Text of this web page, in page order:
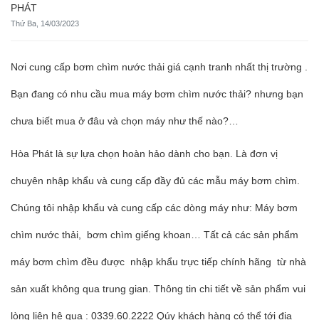
PHÁT
Thứ Ba, 14/03/2023
Nơi cung cấp bơm chìm nước thải giá cạnh tranh nhất thị trường .
Bạn đang có nhu cầu mua máy bơm chìm nước thải? nhưng bạn
chưa biết mua ở đâu và chọn máy như thế nào?…
Hòa Phát là sự lựa chọn hoàn hảo dành cho bạn. Là đơn vị
chuyên nhập khẩu và cung cấp đầy đủ các mẫu máy bơm chìm.
Chúng tôi nhập khẩu và cung cấp các dòng máy như: Máy bơm
chìm nước thải, bơm chìm giếng khoan… Tất cả các sản phẩm
máy bơm chìm đều được nhập khẩu trực tiếp chính hãng từ nhà
sản xuất không qua trung gian. Thông tin chi tiết về sản phẩm vui
lòng liên hệ qua : 0339.60.2222 Qúy khách hàng có thể tới địa